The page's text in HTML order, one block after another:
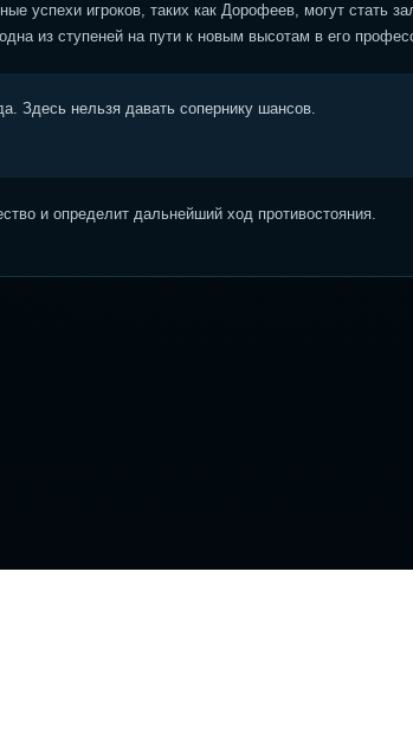
успехи игроков, таких как Дорофеев, могут стать
из ступеней на пути к новым высотам в его
Здесь нельзя давать сопернику шансов.
и определит дальнейший ход противостояния.